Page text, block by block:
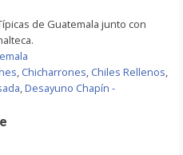
de Guatemala junto con
, Chicharrones, Chiles Rellenos,
,Desayuno Chapín -